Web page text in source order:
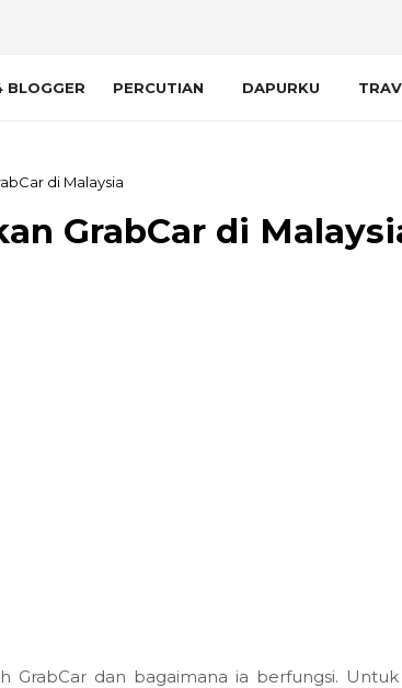
BLOGGER PERCUTIAN DAPURKU
di Malaysia
GrabCar di
GrabCar dan bagaimana ia berfungsi.